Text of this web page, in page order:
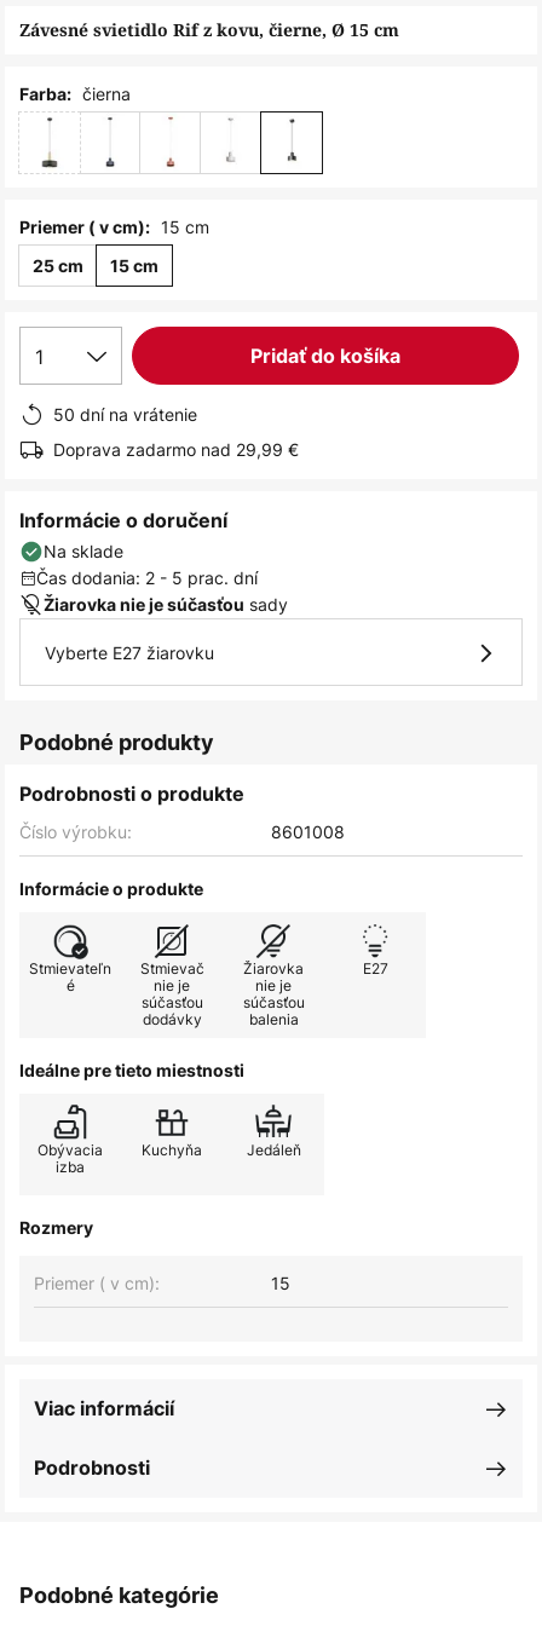
Závesné svietidlo Rif z kovu, čierne, Ø 15 cm
Farba: čierna
Priemer ( v cm): 15 cm
25 cm 15 cm
1 Pridať do košíka
50 dní na vrátenie
Doprava zadarmo nad 29,99 €
Informácie o doručení
Na sklade
Čas dodania: 2 - 5 prac. dní
Žiarovka nie je súčasťou sady
Vyberte E27 žiarovku
Podobné produkty
Podrobnosti o produkte
Číslo výrobku: 8601008
Informácie o produkte
Stmievateľn
é
Stmievač
nie je
súčasťou
dodávky
Žiarovka
nie je
súčasťou
balenia
E27
Ideálne pre tieto miestnosti
Obývacia
izba
Kuchyňa Jedáleň
Rozmery
Priemer ( v cm): 15
Podrobnosti
Viac informácií
Podobné kategórie